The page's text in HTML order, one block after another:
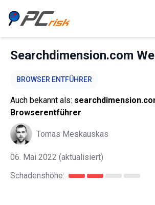
Searchdimension.com
BROWSER ENTFÜHRER
Auch bekannt als:
Browserentführer
Tomas Meskauskas
06. Mai 2022 (aktualisiert)
Schadenshöhe: